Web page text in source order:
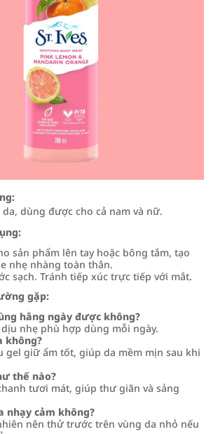
dùng được cho cả nam và nữ.
sản phẩm lên tay hoặc bông tắm, tạo
nhẹ nhàng toàn thân.
sạch. Tránh tiếp xúc trực tiếp với mắt.
gặp:
hằng ngày được không?
nhẹ phù hợp dùng mỗi ngày.
không?
gel giữ ẩm tốt, giúp da mềm mịn sau khi
thế nào?
tươi mát, giúp thư giãn và sảng
nhạy cảm không?
nên thử trước trên vùng da nhỏ nếu